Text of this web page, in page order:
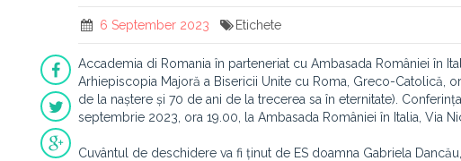
6 September 2023 Etichete
Accademia di Romania în parteneriat cu Ambasada României în
Arhiepiscopia Majoră a Bisericii Unite cu Roma, Greco-Catolică,
de la naștere și 70 de ani de la trecerea sa în eternitate).
septembrie 2023, ora 19.00, la Ambasada României în Italia, Via
Cuvântul de deschidere va fi ținut de ES doamna Gabriela